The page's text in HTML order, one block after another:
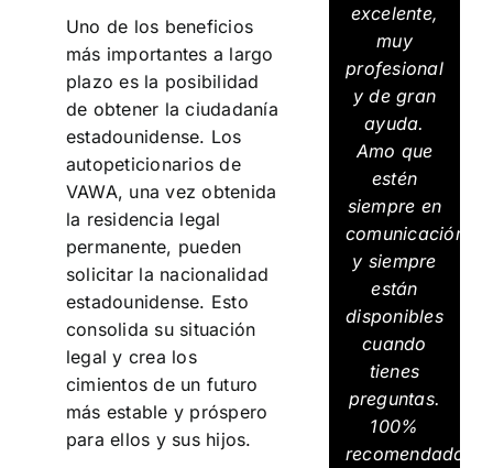
Uno de los beneficios
más importantes a largo
plazo es la posibilidad
de obtener la ciudadanía
estadounidense. Los
autopeticionarios de
VAWA, una vez obtenida
la residencia legal
permanente, pueden
solicitar la nacionalidad
estadounidense. Esto
consolida su situación
legal y crea los
cimientos de un futuro
más estable y próspero
para ellos y sus hijos.
excelente,
muy
profesional
y de gran
ayuda.
Amo que
estén
siempre en
comunicación
y siempre
están
disponibles
cuando
tienes
preguntas.
100%
recomendados